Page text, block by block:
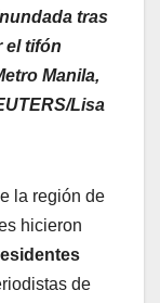
tras
el tifón
Manila,
Lisa
la región de
hicieron
de